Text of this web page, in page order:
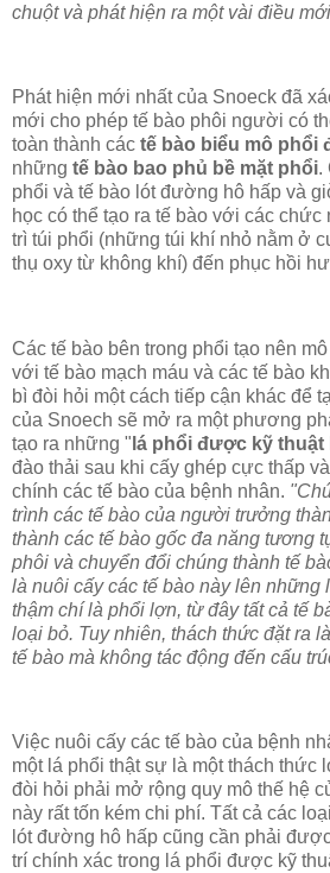
chuột và phát hiện ra một vài điều
Phát hiện mới nhất của Snoeck đã
mới cho phép tế bào phôi người có
toàn thành các tế bào biểu mô phổi
những tế bào bao phủ bề mặt phổi.
phổi và tế bào lót đường hô hấp và
học có thể tạo ra tế bào với các
trì túi phổi (những túi khí nhỏ nằm ở
thụ oxy từ không khí) đến phục hồi
Các tế bào bên trong phổi tạo nên
với tế bào mạch máu và các tế bào
bì đòi hỏi một cách tiếp cận khác để
của Snoech sẽ mở ra một phương
tạo ra những " lá phổi được kỹ
đào thải sau khi cấy ghép cực thấp
chính các tế bào của bệnh nhân.
trình các tế bào của người trưởng
thành các tế bào gốc đa năng tương
phôi và chuyển đổi chúng thành tế
là nuôi cấy các tế bào này lên những
thậm chí là phổi lợn, từ đây tất cả tế
loại bỏ. Tuy nhiên, thách thức đặt ra
tế bào mà không tác động đến cấu
Việc nuôi cấy các tế bào của bệnh
một lá phổi thật sự là một thách thức
đòi hỏi phải mở rộng quy mô thế hệ
này rất tốn kém chi phí. Tất cả các
lót đường hô hấp cũng cần phải
trí chính xác trong lá phổi được kỹ